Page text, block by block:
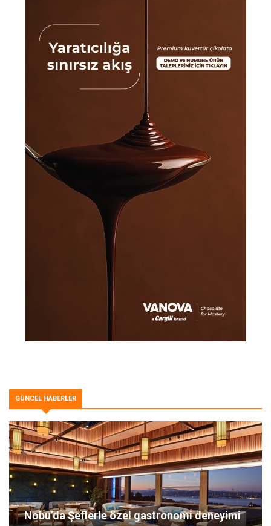
GÜNCEL HABERLER
Nobu’da Şeflerle özel gastronomi deneyimi